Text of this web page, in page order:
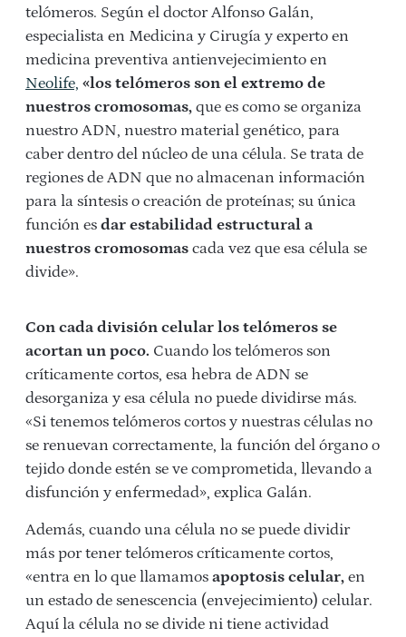
telómeros. Según el doctor Alfonso Galán,
especialista en Medicina y Cirugía y experto en
medicina preventiva antienvejecimiento en
Neolife, «los telómeros son el extremo de
nuestros cromosomas, que es como se organiza
nuestro ADN, nuestro material genético, para
caber dentro del núcleo de una célula. Se trata de
regiones de ADN que no almacenan información
para la síntesis o creación de proteínas; su única
función es dar estabilidad estructural a
nuestros cromosomas cada vez que esa célula se
divide».
Con cada división celular los telómeros se
acortan un poco. Cuando los telómeros son
críticamente cortos, esa hebra de ADN se
desorganiza y esa célula no puede dividirse más.
«Si tenemos telómeros cortos y nuestras células no
se renuevan correctamente, la función del órgano o
tejido donde estén se ve comprometida, llevando a
disfunción y enfermedad», explica Galán.
Además, cuando una célula no se puede dividir
más por tener telómeros críticamente cortos,
«entra en lo que llamamos apoptosis celular, en
un estado de senescencia (envejecimiento) celular.
Aquí la célula no se divide ni tiene actividad